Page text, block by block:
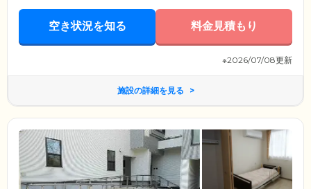
空き状況を知る 料金見積もり
※2026/07/08更新
施設の詳細を見る